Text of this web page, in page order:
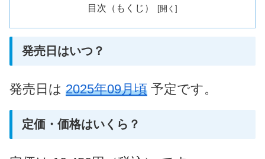
目次（もくじ）
発売日はいつ？
発売日は 2025年09月頃 予定です。
定価・価格はいくら？